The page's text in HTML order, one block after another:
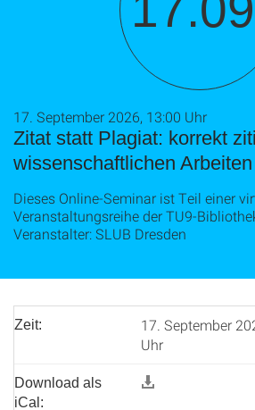
Zitat statt Plagiat: korrekt
wissenschaftlichen
17. September 2026, 13:00 Uhr
Dieses Online-Seminar ist Teil einer
Veranstaltungsreihe der TU9-
Veranstalter: SLUB Dresden
Zeit:
17. September
Uhr
Download als
iCal: